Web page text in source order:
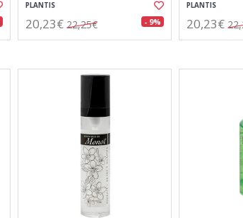
PLANTIS
20,23€ 22,25€ - 9%
PLANTIS
20,23€